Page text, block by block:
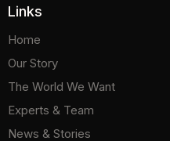
Links
Home
Our Story
The World We Want
Experts & Team
News & Stories